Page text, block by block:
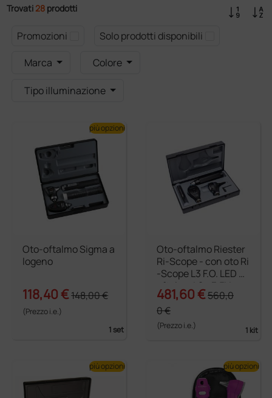
Trovati 28 prodotti
Promozioni
Solo prodotti disponibili
Marca
Colore
Tipo illuminazione
Oto-oftalmo Sigma a
logeno
118,40 €148,00 €
(Prezzo i.e.)
1 set
più opzioni
Oto-oftalmo Riester
Ri-Scope - con oto Ri
-Scope L3 F.O. LED e
oftalmo L2 - 3,5V
481,60 €560,0
0 €
(Prezzo i.e.) 1 kit
più opzioni più opzioni